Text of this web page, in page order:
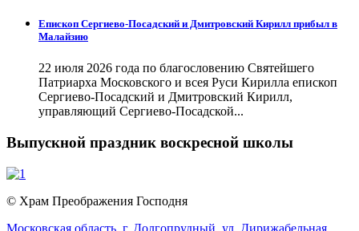
Епископ Сергиево-Посадский и Дмитровский Кирилл прибыл в
Малайзию
22 июля 2026 года по благословению Святейшего
Патриарха Московского и всея Руси Кирилла епископ
Сергиево-Посадский и Дмитровский Кирилл,
управляющий Сергиево-Посадской...
Выпускной праздник воскресной школы
© Храм Преображения Господня
Московская область, г. Долгопрудный, ул. Дирижабельная